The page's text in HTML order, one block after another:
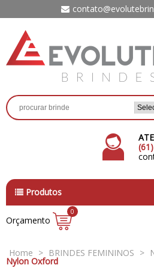
Produtos
Orçamento
0
Home > BRINDES FEMININOS >
Nylon Oxford